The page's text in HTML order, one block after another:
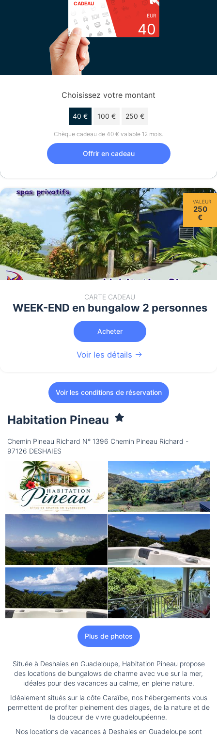
CADEAU
EUR
40
Choisissez votre montant
40 € 100 € 250 €
Chèque cadeau de 40 € valable 12 mois.
Offrir en cadeau
VALEUR
250
€
CARTE CADEAU
WEEK-END en bungalow 2 personnes
Acheter
Voir les détails
Voir les conditions de réservation
Habitation Pineau
Chemin Pineau Richard N° 1396 Chemin Pineau Richard -
97126 DESHAIES
Plus de photos
Située à Deshaies en Guadeloupe, Habitation Pineau propose
des locations de bungalows de charme avec vue sur la mer,
idéales pour des vacances au calme, en pleine nature.
Idéalement situés sur la côte Caraïbe, nos hébergements vous
permettent de profiter pleinement des plages, de la nature et de
la douceur de vivre guadeloupéenne.
Nos locations de vacances à Deshaies en Guadeloupe sont